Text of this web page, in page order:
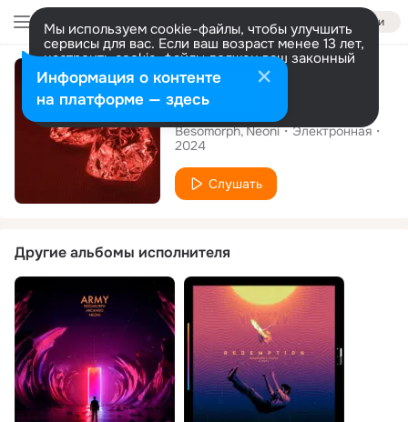
Войти
Мы используем cookie-файлы, чтобы улучшить
сервисы для вас. Если ваш возраст менее 13 лет,
настроить cookie-файлы должен ваш законный
представитель. Больше информации
Разрешить все Настроить
Сингл
Chemicals
Besomorph Neoni
Электронная
2024
Слушать
Другие альбомы исполнителя
Информация о контенте
на платформе — здесь